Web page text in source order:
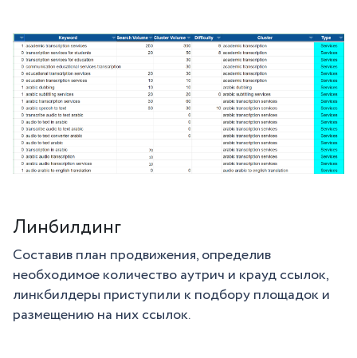
Линбилдинг
Составив план продвижения, определив
необходимое количество аутрич и крауд ссылок,
линкбилдеры приступили к подбору площадок и
размещению на них ссылок.